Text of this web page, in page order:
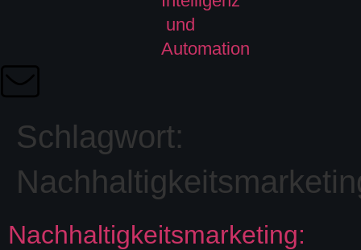
Schlagwort:
Nachhaltigkeitsmarketing: